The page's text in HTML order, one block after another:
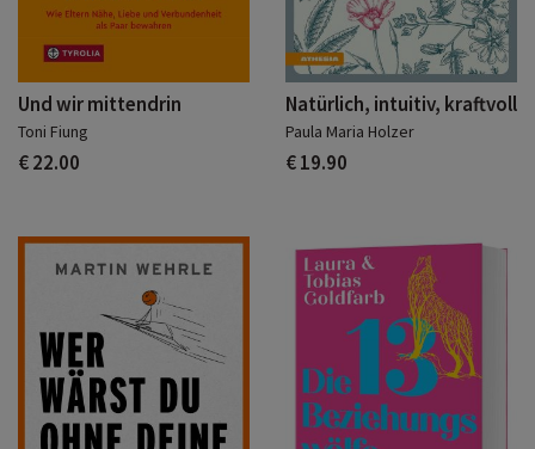
Und wir mittendrin
Toni Fiung
€ 22.00
Natürlich, intuitiv, kraftvoll
Paula Maria Holzer
€ 19.90